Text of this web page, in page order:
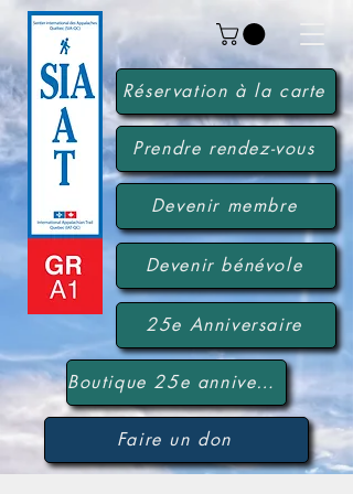
Réservation à la carte
Prendre rendez-vous
Faire un don
Devenir membre
Devenir bénévole
25e Anniversaire
Boutique 25e anniversaire